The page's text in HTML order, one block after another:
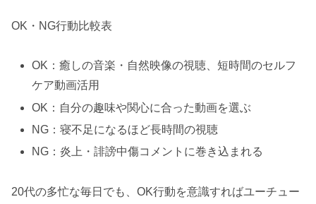
OK・NG行動比較表
OK：癒しの音楽・自然映像の視聴、短時間のセルフ
ケア動画活用
OK：自分の趣味や関心に合った動画を選ぶ
NG：寝不足になるほど長時間の視聴
NG：炎上・誹謗中傷コメントに巻き込まれる
20代の多忙な毎日でも、OK行動を意識すればユーチュー